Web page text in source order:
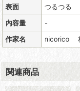
表面
つるつる
内容量
-
作家名
nicorico
関連商品